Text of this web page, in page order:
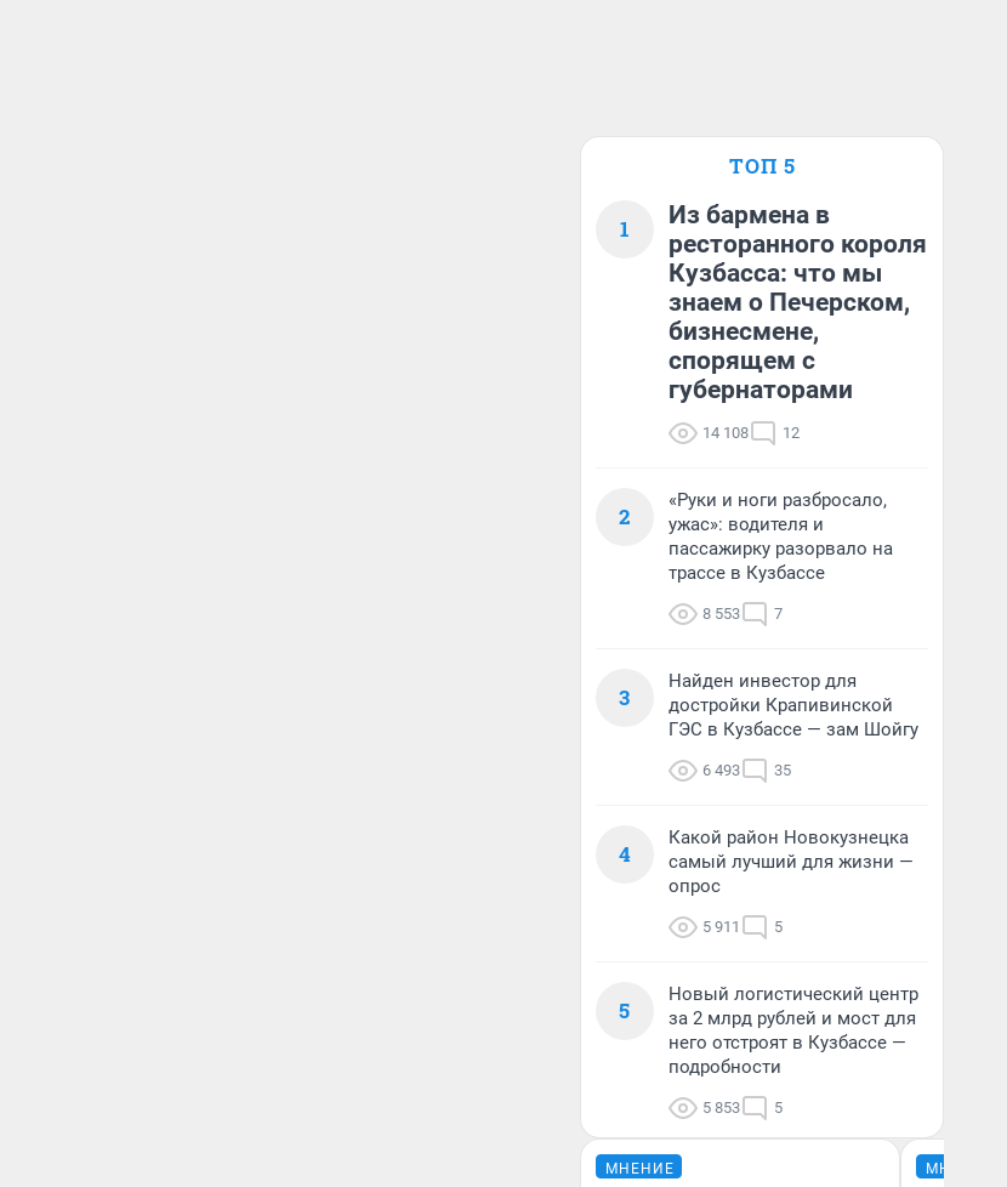
ТОП 5
1
Из бармена в
ресторанного короля
Кузбасса: что мы
знаем о Печерском,
бизнесмене,
спорящем с
губернаторами
14 108 12
2
«Руки и ноги разбросало,
ужас»: водителя и
пассажирку разорвало на
трассе в Кузбассе
8 553 7
3
Найден инвестор для
достройки Крапивинской
ГЭС в Кузбассе — зам Шойгу
6 493 35
4
Какой район Новокузнецка
самый лучший для жизни —
опрос
5 911 5
5
Новый логистический центр
за 2 млрд рублей и мост для
него отстроят в Кузбассе —
подробности
5 853 5
МНЕНИЕ МНЕНИЕ